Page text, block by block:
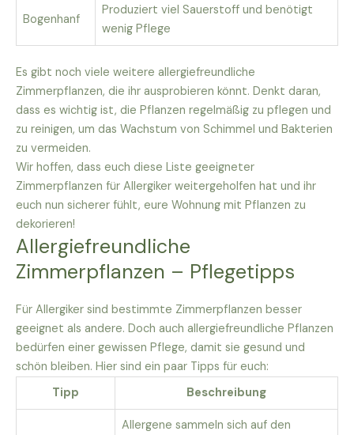
Bogenhanf
Produziert viel Sauerstoff und benötigt
wenig Pflege
Es gibt noch viele weitere allergiefreundliche
Zimmerpflanzen, die ihr ausprobieren könnt. Denkt daran,
dass es wichtig ist, die Pflanzen regelmäßig zu pflegen und
zu reinigen, um das Wachstum von Schimmel und Bakterien
zu vermeiden.
Wir hoffen, dass euch diese Liste geeigneter
Zimmerpflanzen für Allergiker weitergeholfen hat und ihr
euch nun sicherer fühlt, eure Wohnung mit Pflanzen zu
dekorieren!
Allergiefreundliche
Zimmerpflanzen – Pflegetipps
Für Allergiker sind bestimmte Zimmerpflanzen besser
geeignet als andere. Doch auch allergiefreundliche Pflanzen
bedürfen einer gewissen Pflege, damit sie gesund und
schön bleiben. Hier sind ein paar Tipps für euch:
Tipp
Beschreibung
Allergene sammeln sich auf den